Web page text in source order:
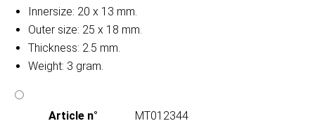
Innersize: 20 x 13 mm.
Outer size: 25 x 18 mm.
Thickness: 2.5 mm.
Weight: 3 gram.
Article n°
MT012344